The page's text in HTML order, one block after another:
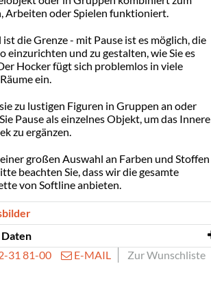
Arbeiten oder Spielen funktioniert.
die Grenze - mit Pause ist es möglich, die
einzurichten und zu gestalten, wie Sie es
Hocker fügt sich problemlos in viele
ein.
zu lustigen Figuren in Gruppen an oder
Pause als einzelnes Objekt, um das Innere
zu ergänzen.
großen Auswahl an Farben und Stoffen
beachten Sie, dass wir die gesamte
von Softline anbieten.
L650 x T530 x H420 mm
31 81-00 E-MAIL Zur Wunschliste